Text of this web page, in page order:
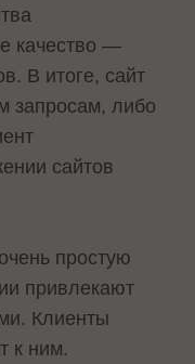
качество —
В итоге, сайт
запросам, либо
сайтов
простую
привлекают
Клиенты
к ним.